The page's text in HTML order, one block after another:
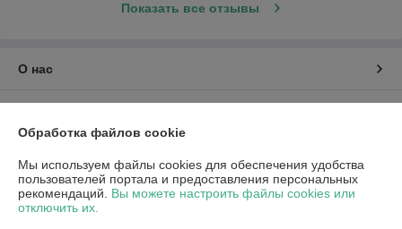
Показать все отзывы
О нас
График работы
Обработка файлов cookie
Мы используем файлы cookies для обеспечения удобства
пользователей портала и предоставления персональных
рекомендаций. Вы можете настроить файлы cookies или
отключить их.